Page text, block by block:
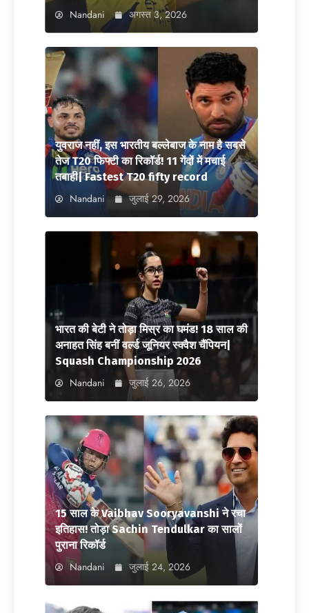
Nandani अगस्त 3, 2026
युवराज नहीं, इस भारतीय बल्लेबाज के नाम है सबसे
तेज T20 फिफ्टी का रिकॉर्ड! 11 गेंदों में मचाई
तबाही| Fastest T20 fifty record
Nandani जुलाई 29, 2026
भारत की बेटी ने तोड़ा मिस्र का घमंड! 18 साल की
अनाहत सिंह बनीं वर्ल्ड जूनियर स्क्वैश चैंपियन|
Squash Championship 2026
Nandani जुलाई 26, 2026
15 साल के Vaibhav Sooryavanshi ने रचा
इतिहास! तोड़ा Sachin Tendulkar का सालों
पुराना रिकॉर्ड
Nandani जुलाई 24, 2026